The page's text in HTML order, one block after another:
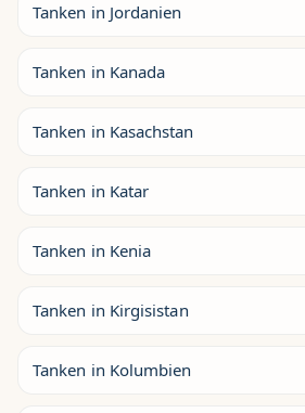
Tanken in Jordanien
Tanken in Kanada
Tanken in Kasachstan
Tanken in Katar
Tanken in Kenia
Tanken in Kirgisistan
Tanken in Kolumbien